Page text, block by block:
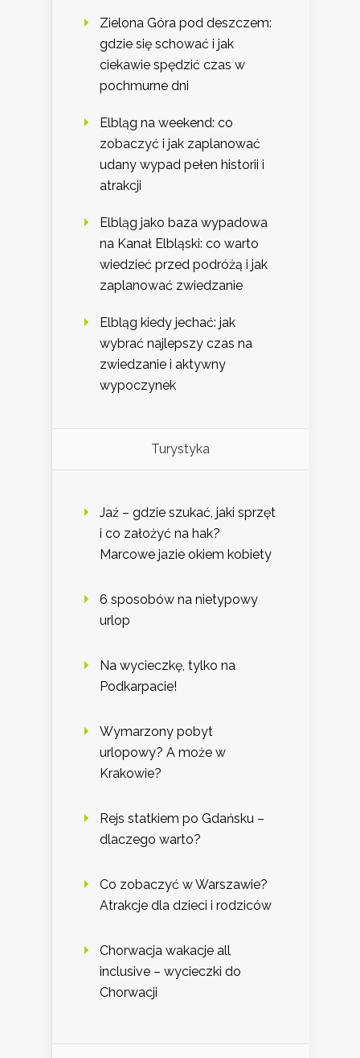
Zielona Góra pod deszczem:
gdzie się schować i jak
ciekawie spędzić czas w
pochmurne dni
Elbląg na weekend: co
zobaczyć i jak zaplanować
udany wypad pełen historii i
atrakcji
Elbląg jako baza wypadowa
na Kanał Elbląski: co warto
wiedzieć przed podróżą i jak
zaplanować zwiedzanie
Elbląg kiedy jechać: jak
wybrać najlepszy czas na
zwiedzanie i aktywny
wypoczynek
Turystyka
Jaź – gdzie szukać, jaki sprzęt
i co założyć na hak?
Marcowe jazie okiem kobiety
6 sposobów na nietypowy
urlop
Na wycieczkę, tylko na
Podkarpacie!
Wymarzony pobyt
urlopowy? A może w
Krakowie?
Rejs statkiem po Gdańsku –
dlaczego warto?
Co zobaczyć w Warszawie?
Atrakcje dla dzieci i rodziców
Chorwacja wakacje all
inclusive – wycieczki do
Chorwacji